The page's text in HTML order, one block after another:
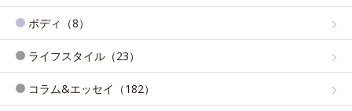
ボディ（8）
ライフスタイル（23）
コラム&エッセイ（182）